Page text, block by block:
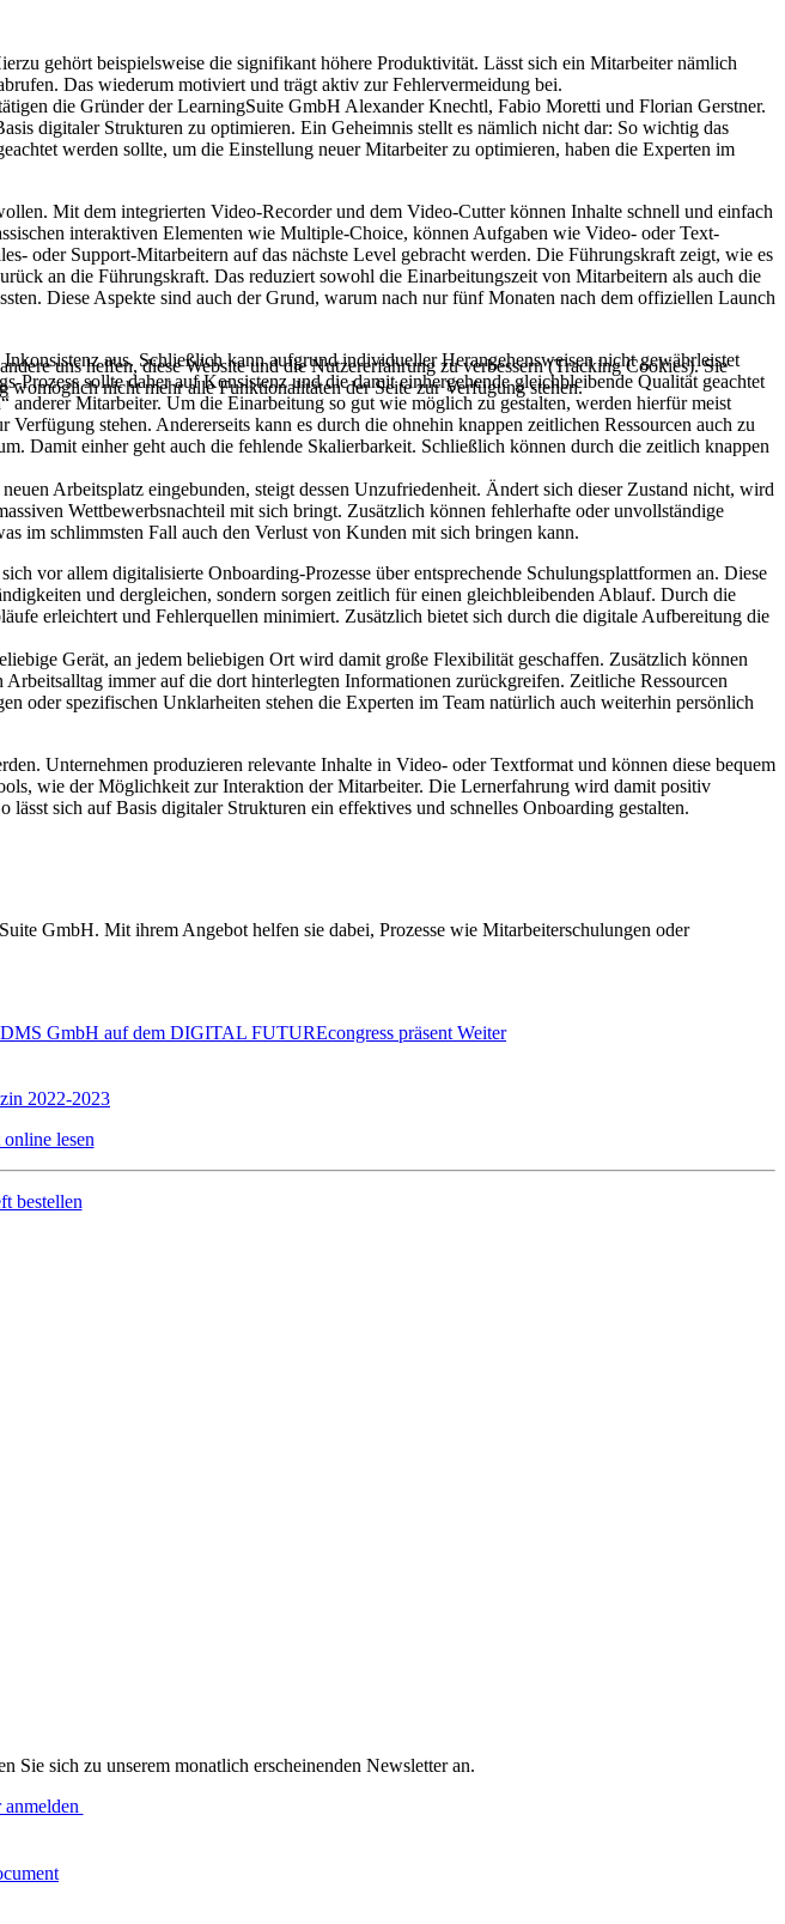
gehört beispielsweise die signifikant höhere Produktivität. Lässt sich ein Mitarbeiter nämlich
Das wiederum motiviert und trägt aktiv zur Fehlervermeidung bei.
die Gründer der LearningSuite GmbH Alexander Knechtl, Fabio Moretti und Florian Gerstner.
digitaler Strukturen zu optimieren. Ein Geheimnis stellt es nämlich nicht dar: So wichtig das
werden sollte, um die Einstellung neuer Mitarbeiter zu optimieren, haben die Experten im
Mit dem integrierten Video-Recorder und dem Video-Cutter können Inhalte schnell und einfach
interaktiven Elementen wie Multiple-Choice, können Aufgaben wie Video- oder Text-
oder Support-Mitarbeitern auf das nächste Level gebracht werden. Die Führungskraft zeigt, wie es
an die Führungskraft. Das reduziert sowohl die Einarbeitungszeit von Mitarbeitern als auch die
Diese Aspekte sind auch der Grund, warum nach nur fünf Monaten nach dem offiziellen Launch
aus. Schließlich kann aufgrund individueller Herangehensweisen nicht gewährleistet
sollte daher auf Konsistenz und die damit einhergehende gleichbleibende Qualität geachtet
Mitarbeiter. Um die Einarbeitung so gut wie möglich zu gestalten, werden hierfür meist
stehen. Andererseits kann es durch die ohnehin knappen zeitlichen Ressourcen auch zu
Damit einher geht auch die fehlende Skalierbarkeit. Schließlich können durch die zeitlich knappen
Arbeitsplatz eingebunden, steigt dessen Unzufriedenheit. Ändert sich dieser Zustand nicht, wird
Wettbewerbsnachteil mit sich bringt. Zusätzlich können fehlerhafte oder unvollständige
im schlimmsten Fall auch den Verlust von Kunden mit sich bringen kann.
vor allem digitalisierte Onboarding-Prozesse über entsprechende Schulungsplattformen an. Diese
und dergleichen, sondern sorgen zeitlich für einen gleichbleibenden Ablauf. Durch die
erleichtert und Fehlerquellen minimiert. Zusätzlich bietet sich durch die digitale Aufbereitung die
Gerät, an jedem beliebigen Ort wird damit große Flexibilität geschaffen. Zusätzlich können
immer auf die dort hinterlegten Informationen zurückgreifen. Zeitliche Ressourcen
oder spezifischen Unklarheiten stehen die Experten im Team natürlich auch weiterhin persönlich
Unternehmen produzieren relevante Inhalte in Video- oder Textformat und können diese bequem
wie der Möglichkeit zur Interaktion der Mitarbeiter. Die Lernerfahrung wird damit positiv
sich auf Basis digitaler Strukturen ein effektives und schnelles Onboarding gestalten.
GmbH. Mit ihrem Angebot helfen sie dabei, Prozesse wie Mitarbeiterschulungen oder
GmbH auf dem DIGITAL FUTUREcongress präsent Weiter
lesen
bestellen
Sie sich zu unserem monatlich erscheinenden Newsletter an.
uns helfen, diese Website und die Nutzererfahrung zu verbessern (Tracking Cookies). Sie
womöglich nicht mehr alle Funktionalitäten der Seite zur Verfügung stehen.